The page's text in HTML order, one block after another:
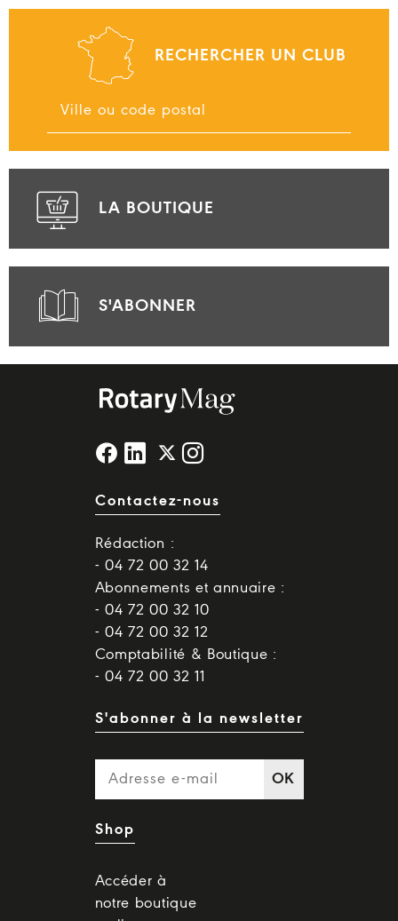
RECHERCHER UN CLUB
LA BOUTIQUE
S'ABONNER
Contactez-nous
Rédaction :
- 04 72 00 32 14
Abonnements et annuaire :
- 04 72 00 32 10
- 04 72 00 32 12
Comptabilité & Boutique :
- 04 72 00 32 11
S'abonner à la newsletter
OK
Shop
Accéder à
notre boutique